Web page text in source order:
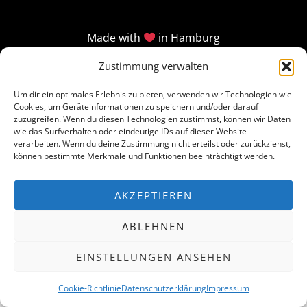
Zustimmung verwalten
Um dir ein optimales Erlebnis zu bieten, verwenden wir Technologien wie
Cookies, um Geräteinformationen zu speichern und/oder darauf
zuzugreifen. Wenn du diesen Technologien zustimmst, können wir Daten
wie das Surfverhalten oder eindeutige IDs auf dieser Website
verarbeiten. Wenn du deine Zustimmung nicht erteilst oder zurückziehst,
können bestimmte Merkmale und Funktionen beeinträchtigt werden.
AKZEPTIEREN
ABLEHNEN
EINSTELLUNGEN ANSEHEN
Cookie-RichtlinieDatenschutzerklärungImpressum
Made with in Hamburg